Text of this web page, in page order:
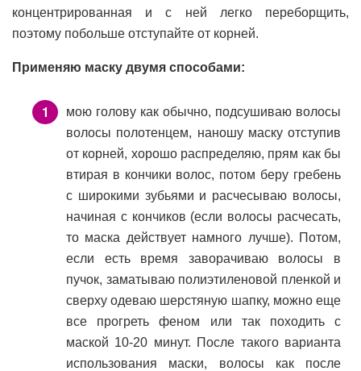
концентрированная и с ней легко переборщить,
поэтому побольше отступайте от корней.
Применяю маску двумя способами:
мою голову как обычно, подсушиваю волосы
волосы полотенцем, наношу маску отступив
от корней, хорошо распределяю, прям как бы
втирая в кончики волос, потом беру гребень
с широкими зубьями и расчесываю волосы,
начиная с кончиков (если волосы расчесать,
то маска действует намного лучше). Потом,
если есть время заворачиваю волосы в
пучок, заматываю полиэтиленовой пленкой и
сверху одеваю шерстяную шапку, можно еще
все прогреть феном или так походить с
маской 10-20 минут. После такого варианта
использования маски, волосы как после